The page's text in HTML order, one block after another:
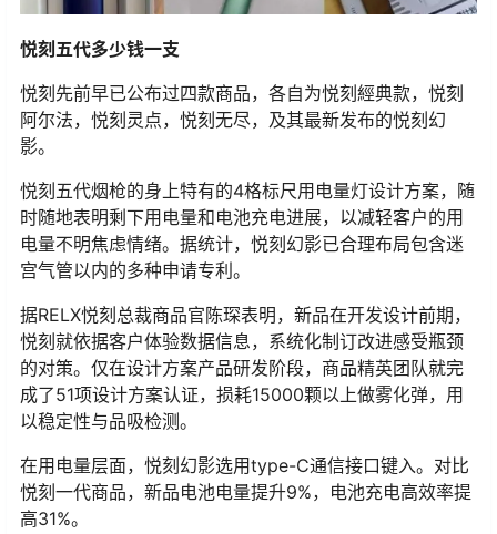
悦刻五代多少钱一支
悦刻先前早已公布过四款商品，各自为悦刻經典款，悦刻
阿尔法，悦刻灵点，悦刻无尽，及其最新发布的悦刻幻
影。
悦刻五代烟枪的身上特有的4格标尺用电量灯设计方案，随
时随地表明剩下用电量和电池充电进展，以减轻客户的用
电量不明焦虑情绪。据统计，悦刻幻影已合理布局包含迷
宫气管以内的多种申请专利。
据RELX悦刻总裁商品官陈琛表明，新品在开发设计前期，
悦刻就依据客户体验数据信息，系统化制订改进感受瓶颈
的对策。仅在设计方案产品研发阶段，商品精英团队就完
成了51项设计方案认证，损耗15000颗以上做雾化弹，用
以稳定性与品吸检测。
在用电量层面，悦刻幻影选用type-C通信接口键入。对比
悦刻一代商品，新品电池电量提升9%，电池充电高效率提
高31%。